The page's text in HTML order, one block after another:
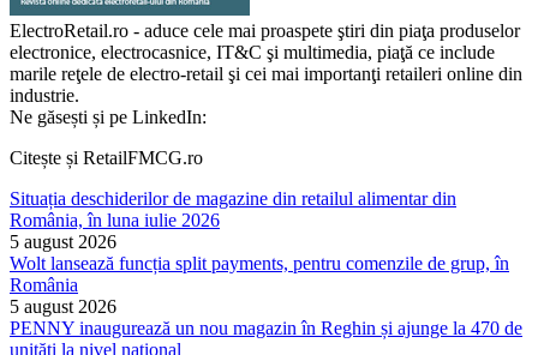
ElectroRetail.ro - aduce cele mai proaspete ştiri din piaţa produselor
electronice, electrocasnice, IT&C şi multimedia, piaţă ce include
marile reţele de electro-retail şi cei mai importanţi retaileri online din
industrie.
Ne găsești și pe LinkedIn:
Citește și RetailFMCG.ro
Situația deschiderilor de magazine din retailul alimentar din
România, în luna iulie 2026
5 august 2026
Wolt lansează funcția split payments, pentru comenzile de grup, în
România
5 august 2026
PENNY inaugurează un nou magazin în Reghin și ajunge la 470 de
unități la nivel național